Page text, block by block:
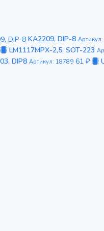
KA2209, DIP-8
LM1117MPX-2,5, SOT-223
DIP8 Артикул: 18789 61 ₽